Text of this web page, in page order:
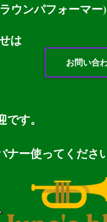
ウンパフォーマー)
は
お問い合
です。
ナー使ってくださ